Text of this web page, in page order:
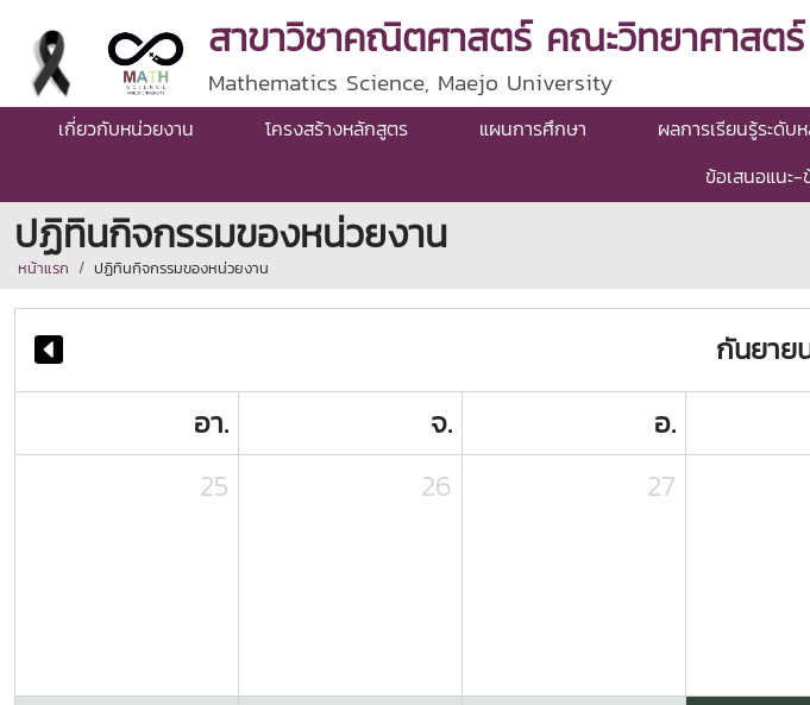
สาขาวิชาคณิตศาสตร์ คณะวิทยาศาสต
Mathematics Science, Maejo University
เกี่ยวกับหน่วยงาน โครงสร้างหลักสูตร แผนการศึกษา ผลการเรียนรู้ระดับ
ข้อเสนอแนะ-
ปฏิทินกิจกรรมของหน่วยงาน
หน้าแรก ปฏิทินกิจกรรมของหน่วยงาน
กันยาย
อา.
จ. อ.
25
26 27